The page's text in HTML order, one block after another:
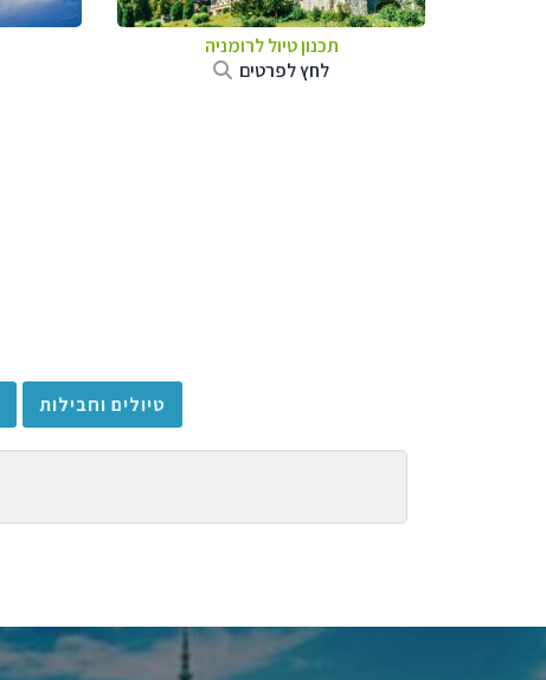
תכנון טיול לרומניה
לחץ לפרטים
טיולים וחבילות